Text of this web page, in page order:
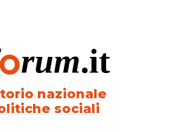
nazionale
sociali